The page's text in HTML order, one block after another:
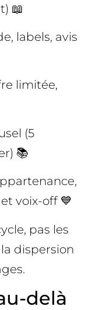
📖
labels, avis
limitée,
(5
📚
voix-off 💙
pas les
la dispersion
delà